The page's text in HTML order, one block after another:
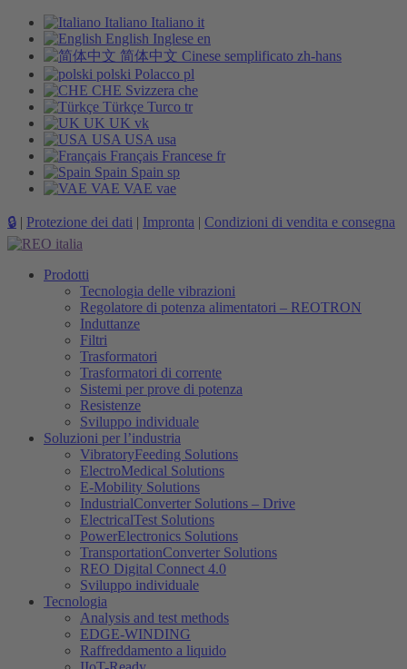
Italiano Italiano it
English Inglese en
简体中文 Cinese semplificato zh-hans
polski Polacco pl
CHE Svizzera che
Türkçe Turco tr
UK UK vk
USA USA usa
Français Francese fr
Spain Spain sp
VAE VAE vae
🔒 | Protezione dei dati | Impronta | Condizioni di vendita e consegna
Prodotti
Tecnologia delle vibrazioni
Regolatore di potenza alimentatori – REOTRON
Induttanze
Filtri
Trasformatori
Trasformatori di corrente
Sistemi per prove di potenza
Resistenze
Sviluppo individuale
Soluzioni per l’industria
VibratoryFeeding Solutions
ElectroMedical Solutions
E-Mobility Solutions
IndustrialConverter Solutions – Drive
ElectricalTest Solutions
PowerElectronics Solutions
TransportationConverter Solutions
REO Digital Connect 4.0
Sviluppo individuale
Tecnologia
Analysis and test methods
EDGE-WINDING
Raffreddamento a liquido